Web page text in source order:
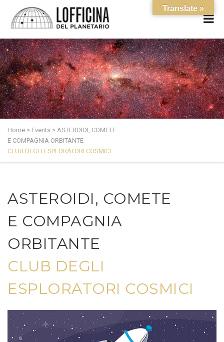
Home > Events > ASTEROIDI, COMETE
E COMPAGNIA ORBITANTE
CLUB DEGLI ESPLORATORI COSMICI
ASTEROIDI, COMETE
E COMPAGNIA
ORBITANTE
CLUB DEGLI
ESPLORATORI COSMICI
Translate »